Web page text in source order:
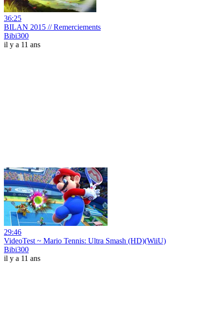
36:25
BILAN 2015 // Remerciements
Bibi300
il y a 11 ans
29:46
VideoTest ~ Mario Tennis: Ultra Smash (HD)(WiiU)
Bibi300
il y a 11 ans